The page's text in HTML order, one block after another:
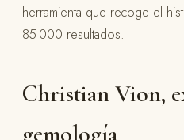
herramienta que recoge el
85 000 resultados.
Christian Vion,
gemología